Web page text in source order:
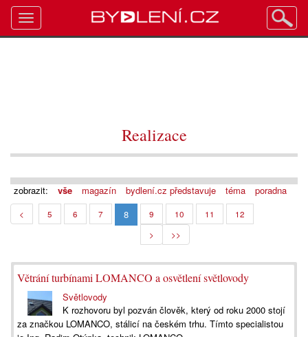
Realizace
zobrazit: vše magazín bydlení.cz představuje téma poradna
< 5 6 7 8 9 10 11
12
>
>>
Větrání turbínami LOMANCO a osvětlení světlovody
Světlovody
K rozhovoru byl pozván člověk, který od roku 2000 stojí
za značkou LOMANCO, stálicí na českém trhu. Tímto specialistou
Toggle
navigation